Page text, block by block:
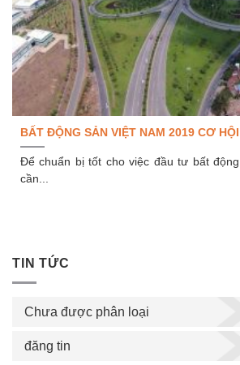
TIN TỨC
Chưa được phân loại
đăng tin
BẤT ĐỘNG SẢN VIỆT NAM 2019 CƠ
Để chuẩn bị tốt cho việc đầu tư bất
cần...